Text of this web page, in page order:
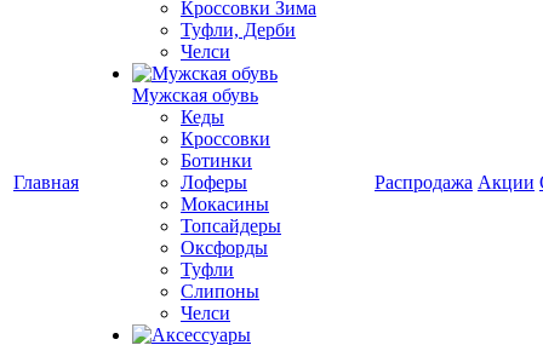
Главная
Кроссовки Зима
Туфли, Дерби
Челси
Мужская обувь
Кеды
Кроссовки
Ботинки
Лоферы
Мокасины
Топсайдеры
Оксфорды
Туфли
Слипоны
Челси
Распродажа Акции